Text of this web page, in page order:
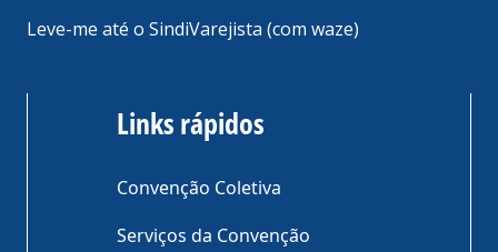
Leve-me até o SindiVarejista (com waze)
Links rápidos
Convenção Coletiva
Serviços da Convenção